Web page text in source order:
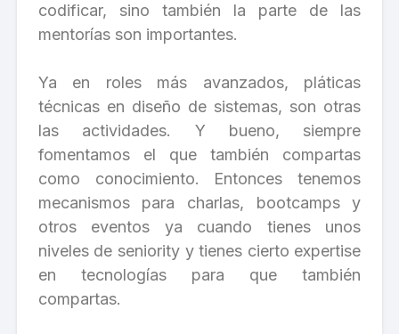
codificar, sino también la parte de las
mentorías son importantes.
Ya en roles más avanzados, pláticas
técnicas en diseño de sistemas, son otras
las actividades. Y bueno, siempre
fomentamos el que también compartas
como conocimiento. Entonces tenemos
mecanismos para charlas, bootcamps y
otros eventos ya cuando tienes unos
niveles de seniority y tienes cierto expertise
en tecnologías para que también
compartas.